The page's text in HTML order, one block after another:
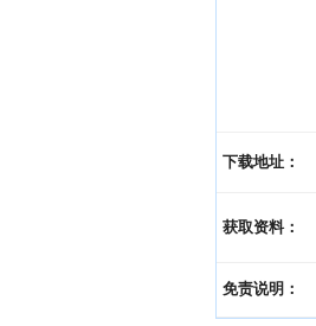
下载地址：
获取资料：
免责说明：